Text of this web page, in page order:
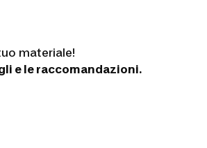
materiale!
e le raccomandazioni.